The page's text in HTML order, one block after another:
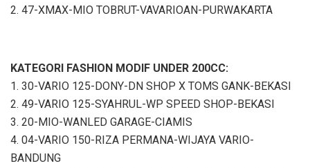
2. 47-XMAX-MIO TOBRUT-VAVARIOAN-PURWAKARTA
KATEGORI FASHION MODIF UNDER 200CC:
1. 30-VARIO 125-DONY-DN SHOP X TOMS GANK-BEKASI
2. 49-VARIO 125-SYAHRUL-WP SPEED SHOP-BEKASI
3. 20-MIO-WANLED GARAGE-CIAMIS
4. 04-VARIO 150-RIZA PERMANA-WIJAYA VARIO-
BANDUNG